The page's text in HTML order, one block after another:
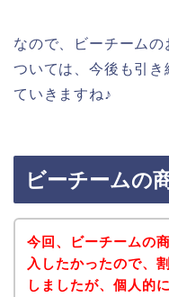
なので、ビーチーム
ついては、今後も引
ていきますね♪
ビーチームの
今回、ビーチームの
入したかったので、
しましたが、個人的